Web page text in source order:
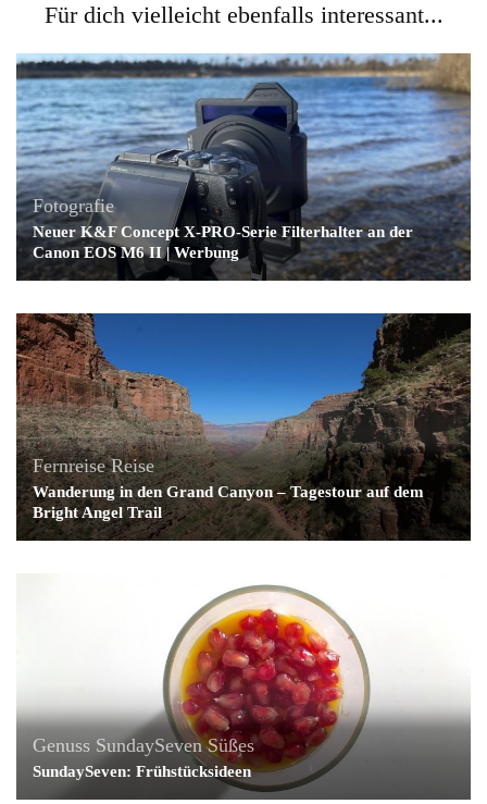
Für dich vielleicht ebenfalls interessant...
Fotografie
Neuer K&F Concept X-PRO-Serie Filterhalter an der
Canon EOS M6 II | Werbung
Fernreise Reise
Wanderung in den Grand Canyon – Tagestour auf dem
Bright Angel Trail
Genuss SundaySeven Süßes
SundaySeven: Frühstücksideen